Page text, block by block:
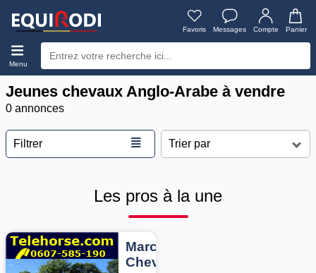
Favoris Messages Compte Panier
Menu
Jeunes chevaux Anglo-Arabe à vendre
0 annonces
Filtrer ≣
Les pros à la une
Marcheurs
Chevaux